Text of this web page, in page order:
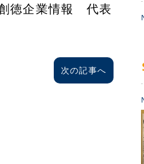
代表
次の記事へ